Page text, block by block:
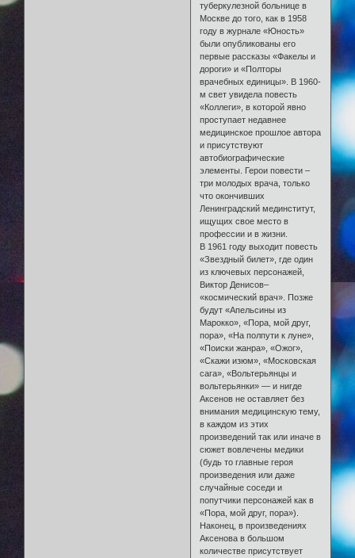
туберкулезной больнице в
Москве до того, как в 1958
году в журнале «Юность»
были опубликованы его
первые рассказы «Факелы и
дороги» и «Полторы
врачебных единицы». В 1960-
м свет увидела повесть
«Коллеги», в которой явно
проступает недавнее
медицинское прошлое автора
и присутствуют
автобиографические
элементы. Герои повести –
три молодых врача, только
что окончивших
Ленинградский мединститут,
ищущих свое место в
профессии и в жизни.
В 1961 году выходит повесть
«Звездный билет», где один
из ключевых персонажей,
Виктор Денисов–
«космический врач». Позже
будут «Апельсины из
Марокко», «Пора, мой друг,
пора», «На полпути к луне»,
«Поиски жанра», «Ожог»,
«Скажи изюм», «Московская
сага», «Вольтерьянцы и
вольтерьянки» — и нигде
Аксенов не оставляет без
внимания медицинскую тему,
в каждом из этих
произведений так или иначе в
сюжет вовлечены медики
(будь то главные героя
произведения или даже
случайные соседи и
попутчики персонажей как в
«Пора, мой друг, пора»).
Наконец, в произведениях
Аксенова в большом
количестве присутствует